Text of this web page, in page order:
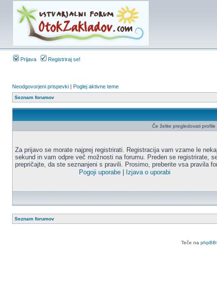
Prijava Registriraj se!
Neodgovorjeni prispevki | Poglej aktivne teme
Seznam forumov
Če želite pregledovati
Za prijavo se morate najprej registrirati. Registracija vam vzame le
sekund in vam odpre več možnosti na forumu. Preden se registrirate,
prepričajte, da ste seznanjeni s pravili. Prosimo, preberite vsa pravila
Pogoji uporabe
Izjava o uporabi
Seznam forumov
Teče na phpBB